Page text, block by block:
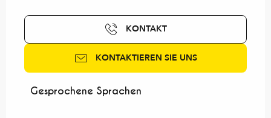
KONTAKT
KONTAKTIEREN SIE UNS
Gesprochene Sprachen
Gesprochene Sprachen